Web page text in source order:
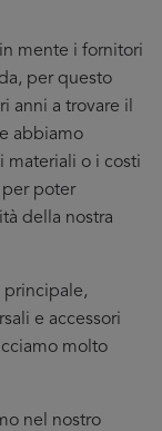
mente i fornitori
per questo
anni a trovare il
abbiamo
materiali o i costi
per poter
della nostra
principale,
e accessori
molto
nel nostro